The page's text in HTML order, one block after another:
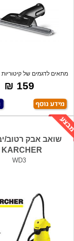
SC1, SC
159 ₪
KARCHER
WD3